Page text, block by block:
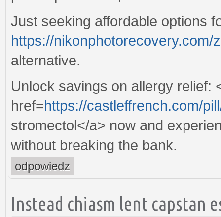
Just seeking affordable options
https://nikonphotorecovery.com/
alternative.
Unlock savings on allergy relief:
href=https://castleffrench.com/
stromectol</a> now and
without breaking the bank.
odpowiedz
Instead chiasm lent capstan